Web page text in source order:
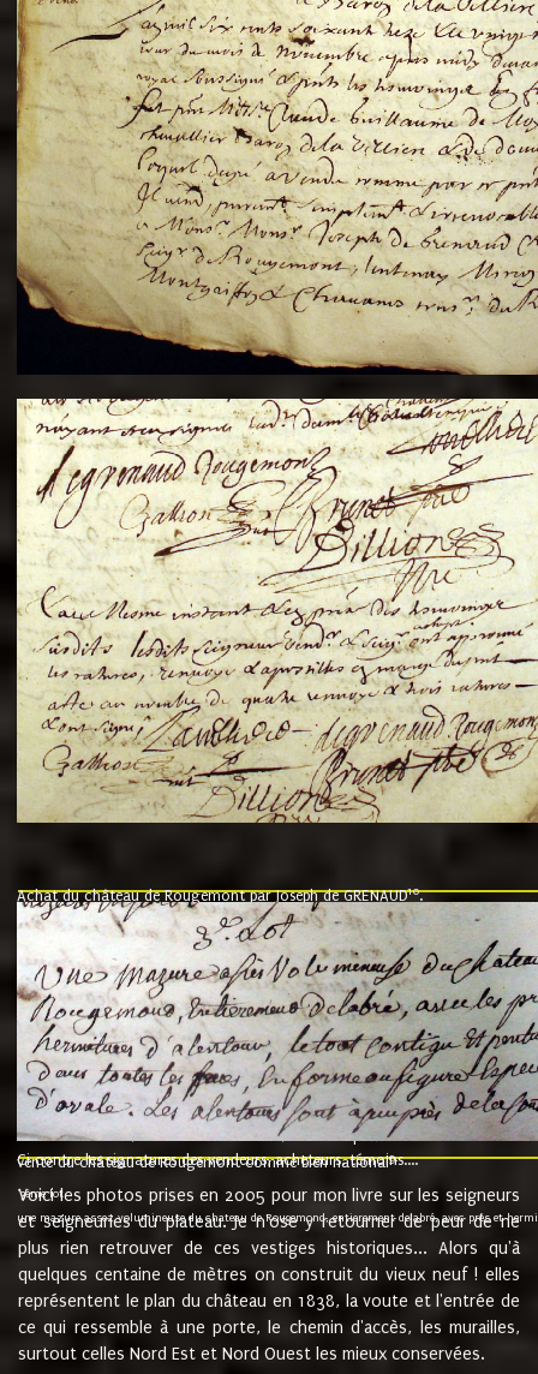
Achat du château de Rougemont par Joseph de GRENAUD10.
"l'an mil six cent soixante treze le ving neuvième jour du mois de
nommé fut présent Messire Claude Guillaume de Moyriat chevalier baron
vend, purement simplement et irrevocablement a monseigneur monsieur
et chavannes conseiller du roy au parlement de Bourgogne, present et
que le dit seigneur Baron de la Vellière a sur ses hommes, indivisables et
de la Velliere tout ainsi et comme le dit seigneur Baron et ses
présent......"
suivent les rentes, donation des terriers, etc... au prix de 880 livre louis
Ci contre les signatures des vendeurs, acheteurs, témoins....
vente du château de Rougemont comme bien national9.
"3ème lot
une mazure assez volumineuse du chateau de Rougemond, entierement delabré, avec près et
Voici les photos prises en 2005 pour mon livre sur les seigneurs
et seigneuries du plateau. Je n'ose y retourner de peur de ne
plus rien retrouver de ces vestiges historiques... Alors qu'à
quelques centaine de mètres on construit du vieux neuf ! elles
représentent le plan du château en 1838, la voute et l'entrée de
ce qui ressemble à une porte, le chemin d'accès, les murailles,
surtout celles Nord Est et Nord Ouest les mieux conservées.